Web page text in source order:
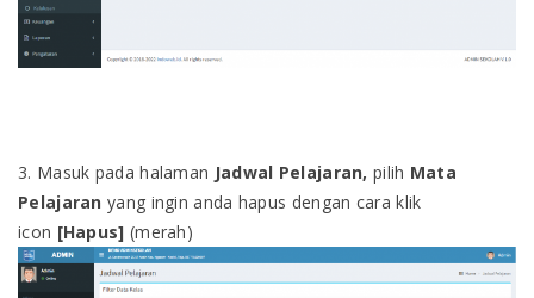
3. Masuk pada halaman Jadwal Pelajaran, pilih Mata
Pelajaran yang ingin anda hapus dengan cara klik
icon [Hapus] (merah)